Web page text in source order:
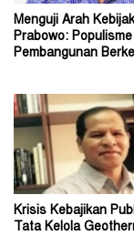
Menguji Arah
Prabowo:
Pembangunan
Krisis Kebajikan
Tata Kelola